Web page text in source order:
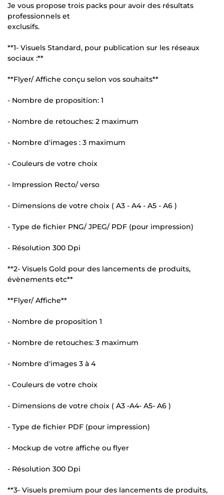
Je vous propose trois packs pour avoir des résultats
professionnels et
exclusifs.
**1- Visuels Standard, pour publication sur les réseaux
sociaux :**
**Flyer/ Affiche conçu selon vos souhaits**
- Nombre de proposition: 1
- Nombre de retouches: 2 maximum
- Nombre d'images : 3 maximum
- Couleurs de votre choix
- Impression Recto/ verso
- Dimensions de votre choix ( A3 - A4 - A5 - A6 )
- Type de fichier PNG/ JPEG/ PDF (pour impression)
- Résolution 300 Dpi
**2- Visuels Gold pour des lancements de produits,
évènements etc**
**Flyer/ Affiche**
- Nombre de proposition 1
- Nombre de retouches: 3 maximum
- Nombre d'images 3 à 4
- Couleurs de votre choix
- Dimensions de votre choix ( A3 -A4- A5- A6 )
- Type de fichier PDF (pour impression)
- Mockup de votre affiche ou flyer
- Résolution 300 Dpi
**3- Visuels premium pour des lancements de produits,